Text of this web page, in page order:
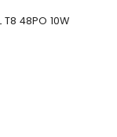
T8 48PO 10W